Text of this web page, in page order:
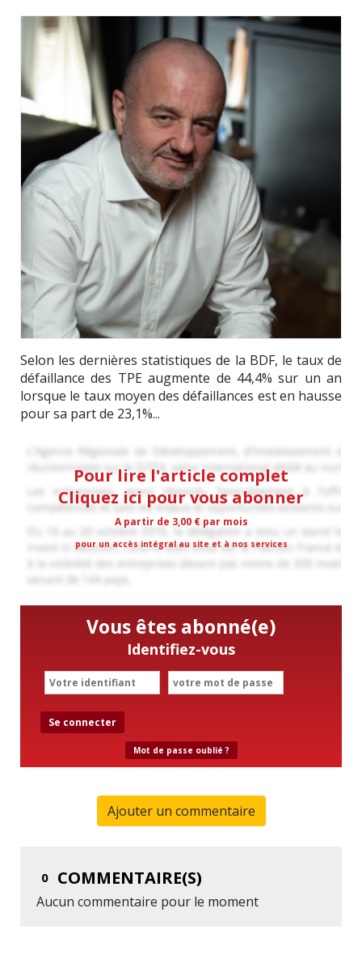
Selon les dernières statistiques de la BDF, le taux de
défaillance des TPE augmente de 44,4% sur un an
lorsque le taux moyen des défaillances est en hausse
pour sa part de 23,1%...
Pour lire l'article complet
Cliquez ici pour vous abonner
A partir de 3,00 € par mois
pour un accès intégral au site et à nos services
Vous êtes abonné(e)
Identifiez-vous
Se connecter
Mot de passe oublié ?
Ajouter un commentaire
0 COMMENTAIRE(S)
Aucun commentaire pour le moment